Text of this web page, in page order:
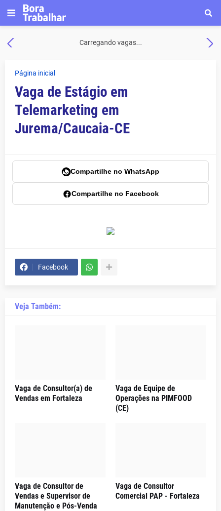
Carregando vagas...
Página inicial
Vaga de Estágio em
Telemarketing em
Jurema/Caucaia-CE
Compartilhe no WhatsApp
Compartilhe no Facebook
Facebook
Veja Também:
Vaga de Consultor(a) de
Vendas em Fortaleza
Vaga de Equipe de
Operações na PIMFOOD
(CE)
Vaga de Consultor de
Vendas e Supervisor de
Manutenção e Pós-Venda
Vaga de Consultor
Comercial PAP - Fortaleza